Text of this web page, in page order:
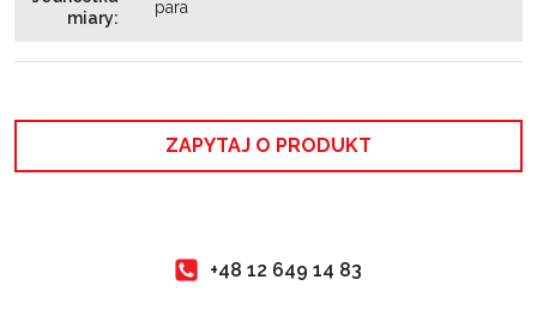
miary:
para
ZAPYTAJ O PRODUKT
+48 12 649 14 83